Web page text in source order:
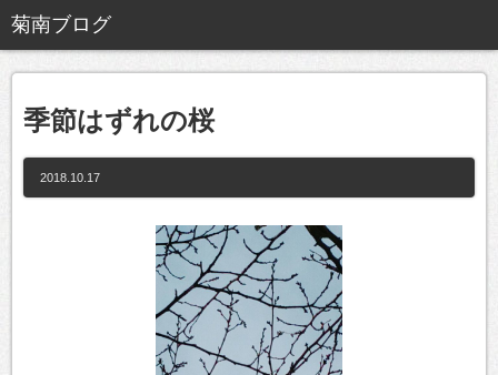
季節はずれの桜
2018.10.17